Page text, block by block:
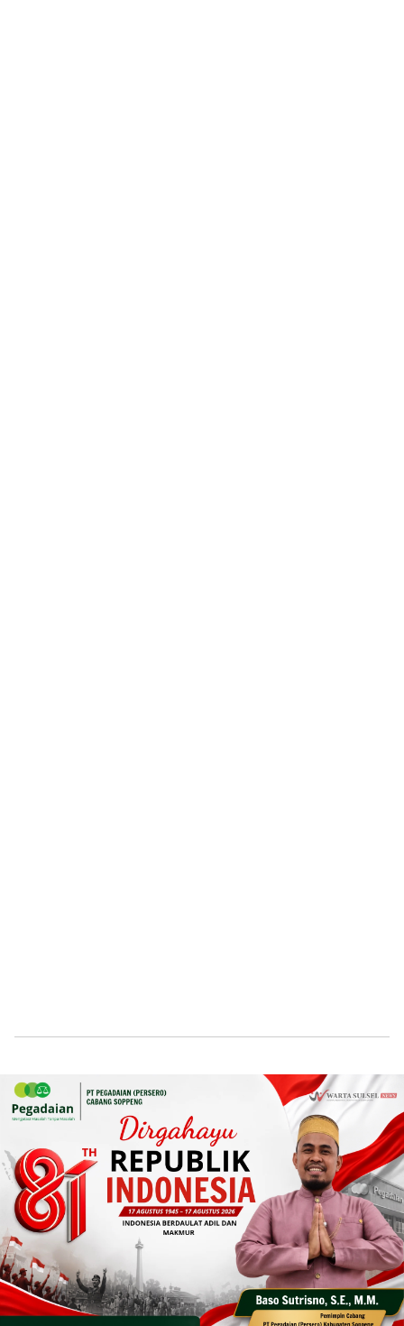
Home News Daerah
Daerah Haji Nasional News
Kloter Pertama Jemaah Haji
Debarkasi Makassar Tiba 1 Juni,
Garbarata Perdana Digunakan
Wartasulsel News
3 Min Read
1396